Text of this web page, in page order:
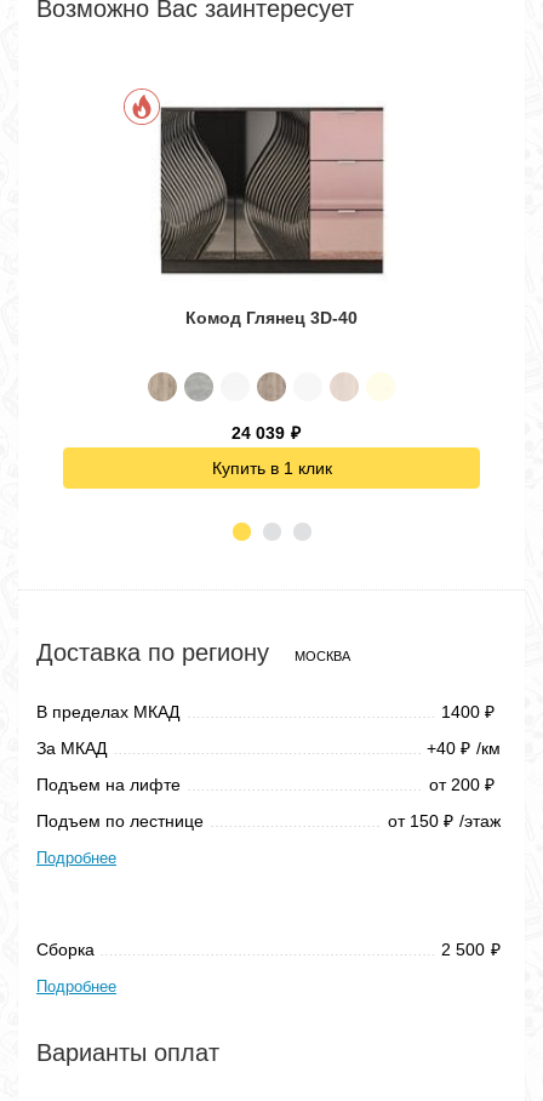
Возможно Вас заинтересует
Комод Глянец 3D-40
24 039 ₽
Купить в 1 клик
Доставка по региону МОСКВА
В пределах МКАД 1400 ₽
За МКАД +40 ₽ /км
Подъем на лифте
от 200 ₽
Подъем по лестнице от 150 ₽ /этаж
Подробнее
Сборка 2 500 ₽
Подробнее
Варианты оплат